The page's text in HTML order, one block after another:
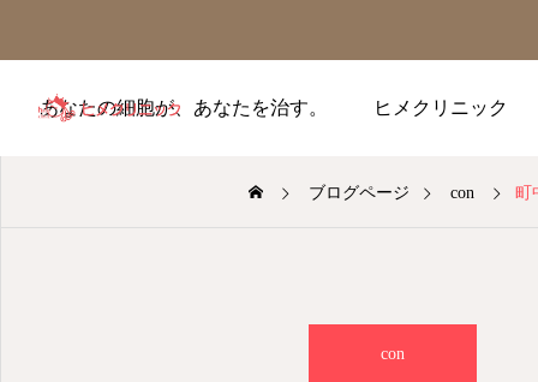
あなたの細胞が、あなたを治す。 ヒメクリニック
ブログページ con 町中
con